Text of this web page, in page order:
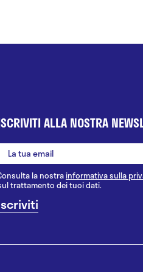
ALLA NOSTRA
la nostrainformativa sulla
trattamento dei tuoi dati.